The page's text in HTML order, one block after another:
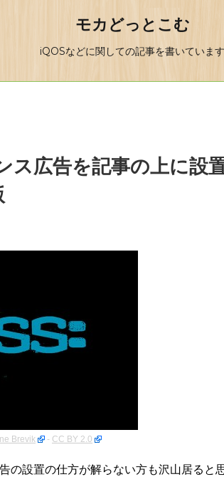
モカどっとこむ
iQOSなどに関しての記事を書いています
ス広告を記事の上に設
Brevik - CC BY 2.0
の設置の仕方が解らない方も沢山居ると